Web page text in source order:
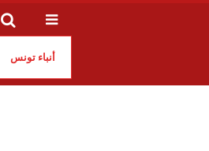
أنباء تونس